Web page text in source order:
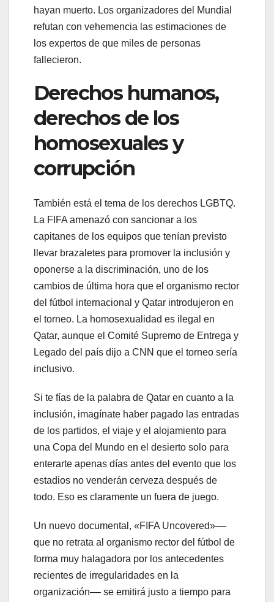
hayan muerto. Los organizadores del Mundial
refutan con vehemencia las estimaciones de
los expertos de que miles de personas
fallecieron.
Derechos humanos,
derechos de los
homosexuales y
corrupción
También está el tema de los derechos LGBTQ.
La FIFA amenazó con sancionar a los
capitanes de los equipos que tenían previsto
llevar brazaletes para promover la inclusión y
oponerse a la discriminación, uno de los
cambios de última hora que el organismo rector
del fútbol internacional y Qatar introdujeron en
el torneo. La homosexualidad es ilegal en
Qatar, aunque el Comité Supremo de Entrega y
Legado del país dijo a CNN que el torneo sería
inclusivo.
Si te fías de la palabra de Qatar en cuanto a la
inclusión, imagínate haber pagado las entradas
de los partidos, el viaje y el alojamiento para
una Copa del Mundo en el desierto solo para
enterarte apenas días antes del evento que los
estadios no venderán cerveza después de
todo. Eso es claramente un fuera de juego.
Un nuevo documental, «FIFA Uncovered»––
que no retrata al organismo rector del fútbol de
forma muy halagadora por los antecedentes
recientes de irregularidades en la
organización–– se emitirá justo a tiempo para